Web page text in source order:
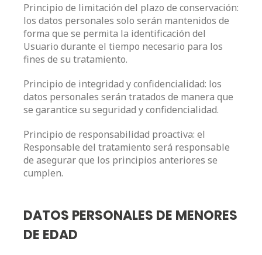
Principio de limitación del plazo de conservación:
los datos personales solo serán mantenidos de
forma que se permita la identificación del
Usuario durante el tiempo necesario para los
fines de su tratamiento.
Principio de integridad y confidencialidad: los
datos personales serán tratados de manera que
se garantice su seguridad y confidencialidad.
Principio de responsabilidad proactiva: el
Responsable del tratamiento será responsable
de asegurar que los principios anteriores se
cumplen.
DATOS PERSONALES DE MENORES
DE EDAD